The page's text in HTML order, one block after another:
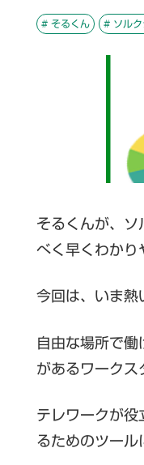
# そるくん # ソルク
そるくんが、ソ
べく早くわかり
今回は、いま熱
自由な場所で
があるワークス
テレワークが役
るためのツール